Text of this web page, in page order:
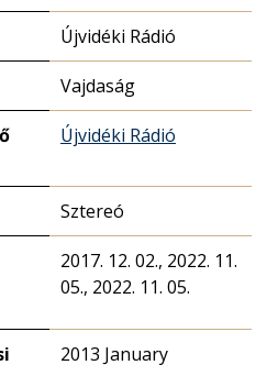
Újvidéki Rádió
Vajdaság
Újvidéki Rádió
Sztereó
2017. 12. 02., 2022. 11.
05., 2022. 11. 05.
2013 January